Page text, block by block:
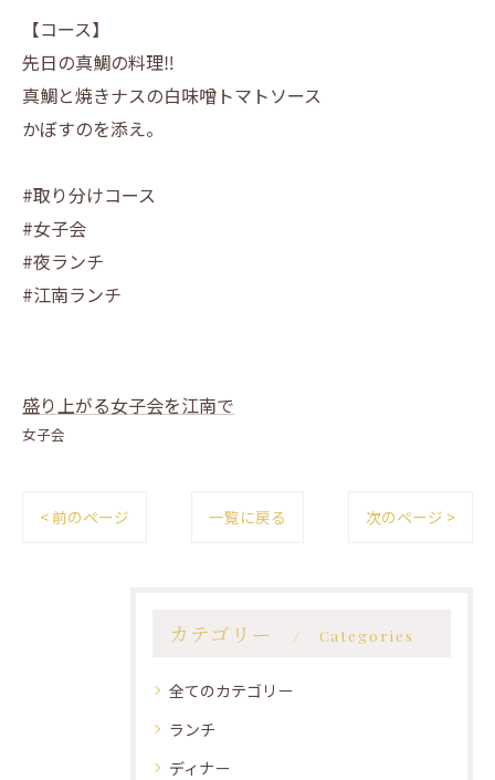
【コース】
先日の真鯛の料理‼️
真鯛と焼きナスの白味噌トマトソース
かぼすのを添え。
#取り分けコース
#女子会
#夜ランチ
#江南ランチ
盛り上がる女子会を江南で
女子会
< 前のページ 一覧に戻る 次のページ >
カテゴリー Categories
全てのカテゴリー
ランチ
ディナー